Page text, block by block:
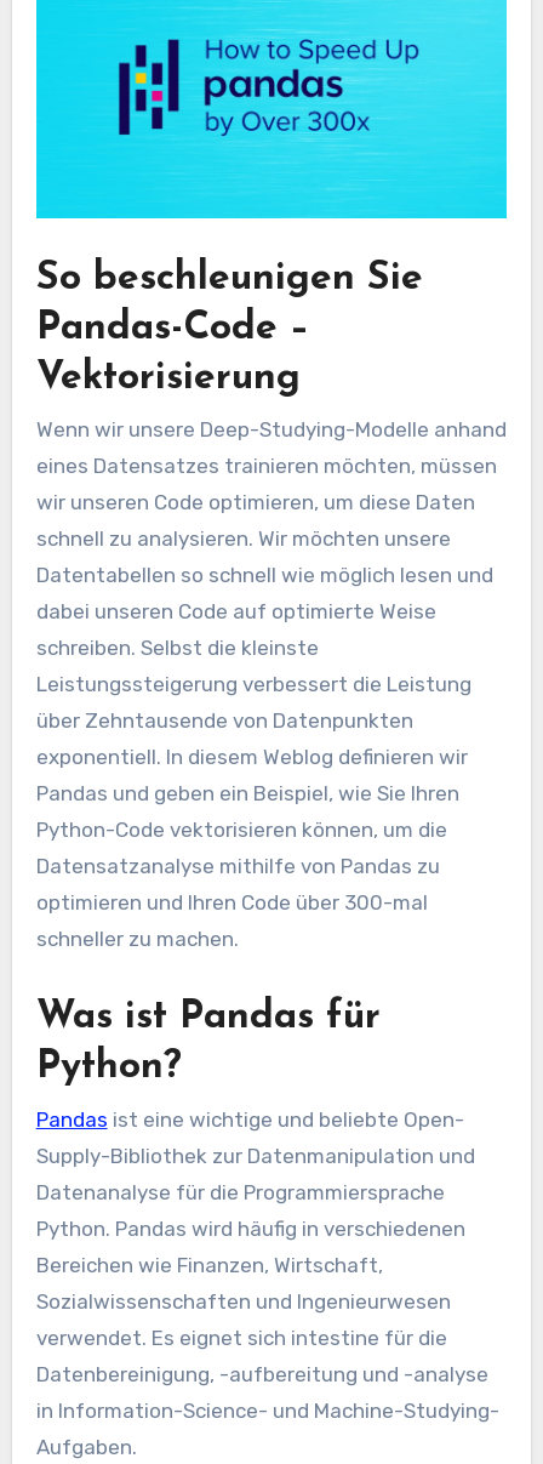
So beschleunigen Sie
Pandas-Code –
Vektorisierung
Wenn wir unsere Deep-Studying-Modelle anhand
eines Datensatzes trainieren möchten, müssen
wir unseren Code optimieren, um diese Daten
schnell zu analysieren. Wir möchten unsere
Datentabellen so schnell wie möglich lesen und
dabei unseren Code auf optimierte Weise
schreiben. Selbst die kleinste
Leistungssteigerung verbessert die Leistung
über Zehntausende von Datenpunkten
exponentiell. In diesem Weblog definieren wir
Pandas und geben ein Beispiel, wie Sie Ihren
Python-Code vektorisieren können, um die
Datensatzanalyse mithilfe von Pandas zu
optimieren und Ihren Code über 300-mal
schneller zu machen.
Was ist Pandas für
Python?
Pandas ist eine wichtige und beliebte Open-
Supply-Bibliothek zur Datenmanipulation und
Datenanalyse für die Programmiersprache
Python. Pandas wird häufig in verschiedenen
Bereichen wie Finanzen, Wirtschaft,
Sozialwissenschaften und Ingenieurwesen
verwendet. Es eignet sich intestine für die
Datenbereinigung, -aufbereitung und -analyse
in Information-Science- und Machine-Studying-
Aufgaben.